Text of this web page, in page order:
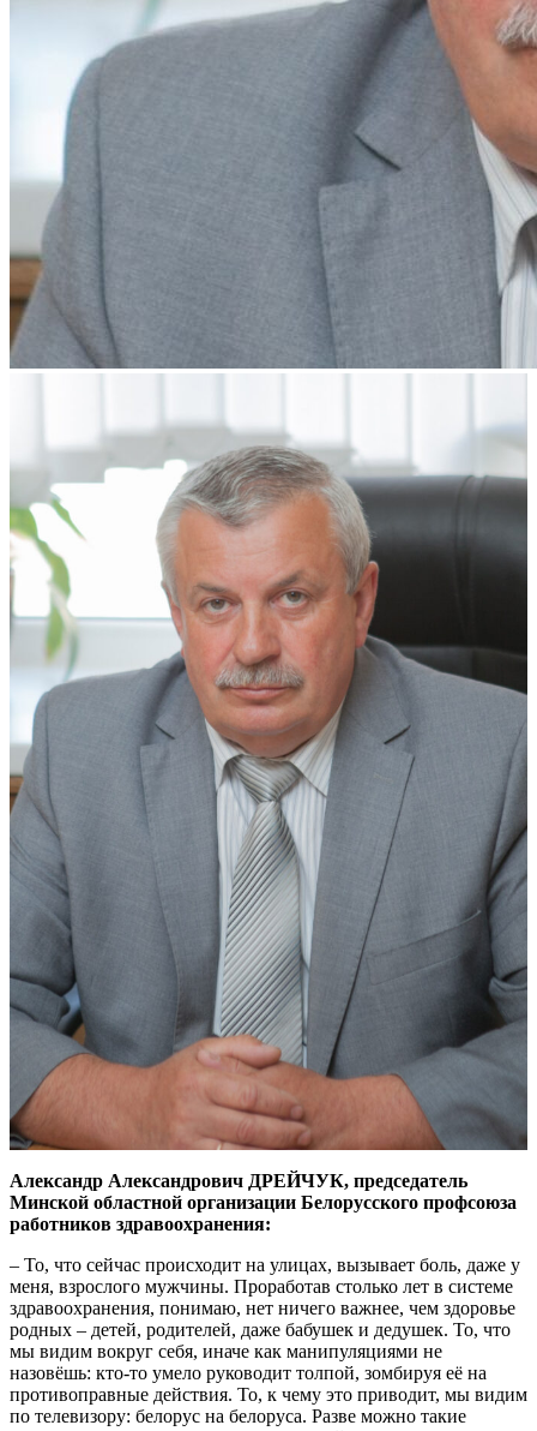
Александр Александрович ДРЕЙЧУК, председатель
Минской областной организации Белорусского профсоюза
работников здравоохранения:
– То, что сейчас происходит на улицах, вызывает боль, даже у
меня, взрослого мужчины. Проработав столько лет в системе
здравоохранения, понимаю, нет ничего важнее, чем здоровье
родных – детей, родителей, даже бабушек и дедушек. То, что
мы видим вокруг себя, иначе как манипуляциями не
назовёшь: кто-то умело руководит толпой, зомбируя её на
противоправные действия. То, к чему это приводит, мы видим
по телевизору: белорус на белоруса. Разве можно такие